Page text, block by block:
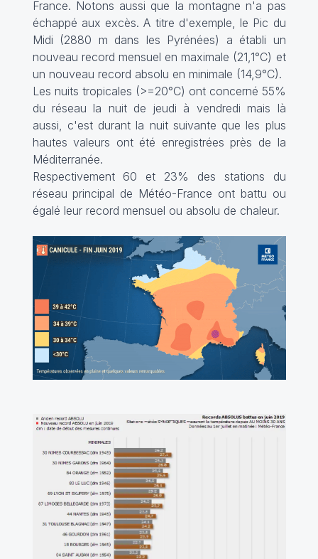
France. Notons aussi que la montagne n'a pas
échappé aux excès. A titre d'exemple, le Pic du
Midi (2880 m dans les Pyrénées) a établi un
nouveau record mensuel en maximale (21,1°C) et
un nouveau record absolu en minimale (14,9°C).
Les nuits tropicales (>=20°C) ont concerné 55%
du réseau la nuit de jeudi à vendredi mais là
aussi, c'est durant la nuit suivante que les plus
hautes valeurs ont été enregistrées près de la
Méditerranée.
Respectivement 60 et 23% des stations du
réseau principal de Météo-France ont battu ou
égalé leur record mensuel ou absolu de chaleur.